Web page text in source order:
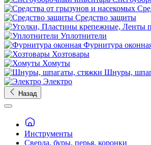
Средство защиты
Уплотнители
Фурнитура
Хозтовары
Хомуты
Шнуры,
Электро
Назад
Инструменты
Сверла, буры, перья, коронки